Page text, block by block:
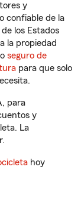
y
confiable de la
los Estados
la propiedad
seguro de
para que solo
para
y
La
hoy